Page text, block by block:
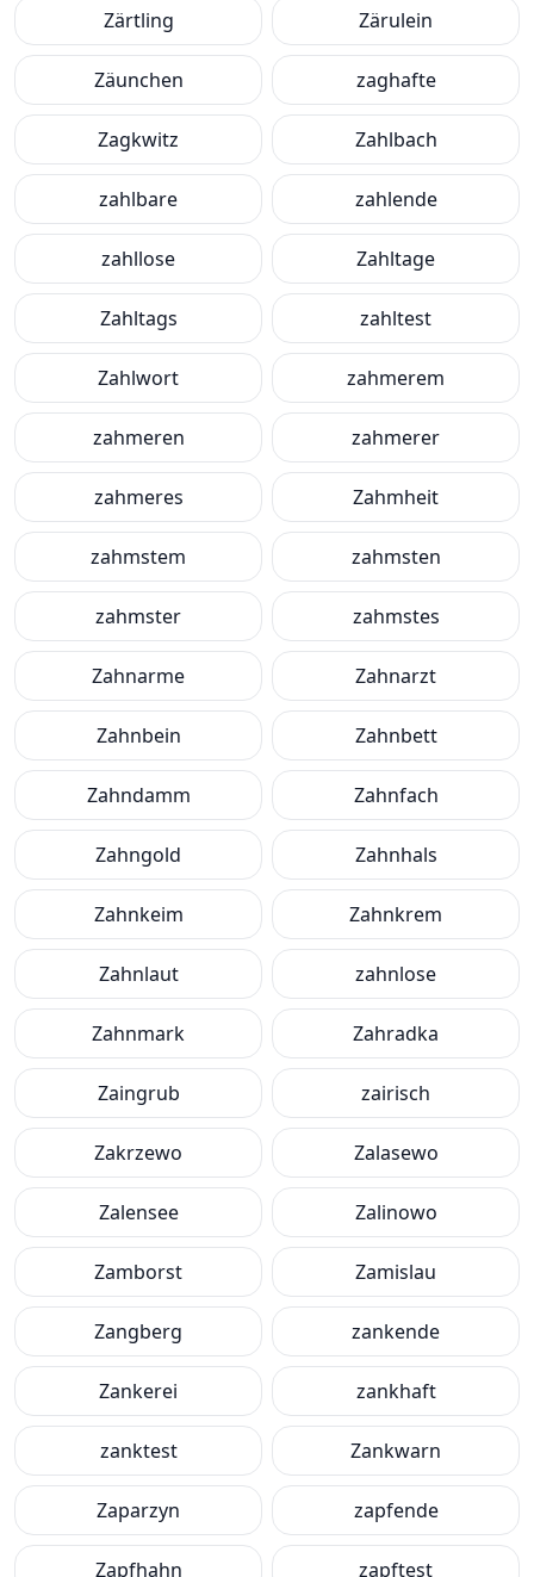
Zärtling Zärulein
Zäunchen zaghafte
Zagkwitz Zahlbach
zahlbare zahlende
zahllose Zahltage
Zahltags zahltest
Zahlwort zahmerem
zahmeren zahmerer
zahmeres Zahmheit
zahmstem zahmsten
zahmster zahmstes
Zahnarme Zahnarzt
Zahnbein Zahnbett
Zahndamm Zahnfach
Zahngold Zahnhals
Zahnkeim Zahnkrem
Zahnlaut zahnlose
Zahnmark Zahradka
Zaingrub zairisch
Zakrzewo Zalasewo
Zalensee Zalinowo
Zamborst Zamislau
Zangberg zankende
Zankerei zankhaft
zanktest Zankwarn
Zaparzyn zapfende
Zapfhahn zapftest